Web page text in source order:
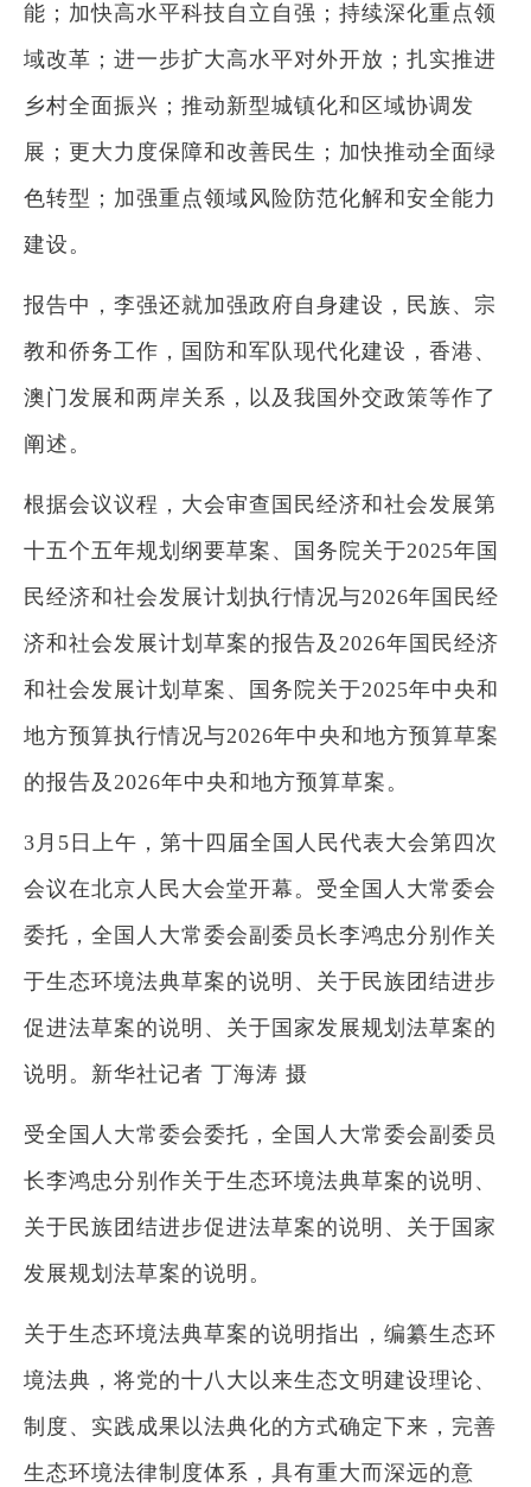
能；加快高水平科技自立自强；持续深化重点领
域改革；进一步扩大高水平对外开放；扎实推进
乡村全面振兴；推动新型城镇化和区域协调发
展；更大力度保障和改善民生；加快推动全面绿
色转型；加强重点领域风险防范化解和安全能力
建设。
报告中，李强还就加强政府自身建设，民族、宗
教和侨务工作，国防和军队现代化建设，香港、
澳门发展和两岸关系，以及我国外交政策等作了
阐述。
根据会议议程，大会审查国民经济和社会发展第
十五个五年规划纲要草案、国务院关于2025年国
民经济和社会发展计划执行情况与2026年国民经
济和社会发展计划草案的报告及2026年国民经济
和社会发展计划草案、国务院关于2025年中央和
地方预算执行情况与2026年中央和地方预算草案
的报告及2026年中央和地方预算草案。
3月5日上午，第十四届全国人民代表大会第四次
会议在北京人民大会堂开幕。受全国人大常委会
委托，全国人大常委会副委员长李鸿忠分别作关
于生态环境法典草案的说明、关于民族团结进步
促进法草案的说明、关于国家发展规划法草案的
说明。新华社记者 丁海涛 摄
受全国人大常委会委托，全国人大常委会副委员
长李鸿忠分别作关于生态环境法典草案的说明、
关于民族团结进步促进法草案的说明、关于国家
发展规划法草案的说明。
关于生态环境法典草案的说明指出，编纂生态环
境法典，将党的十八大以来生态文明建设理论、
制度、实践成果以法典化的方式确定下来，完善
生态环境法律制度体系，具有重大而深远的意